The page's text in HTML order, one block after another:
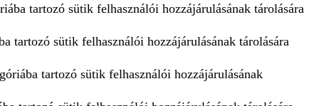
tartozó sütik felhasználói hozzájárulásának tárolására
tartozó sütik felhasználói hozzájárulásának tárolására
tartozó sütik felhasználói hozzájárulásának